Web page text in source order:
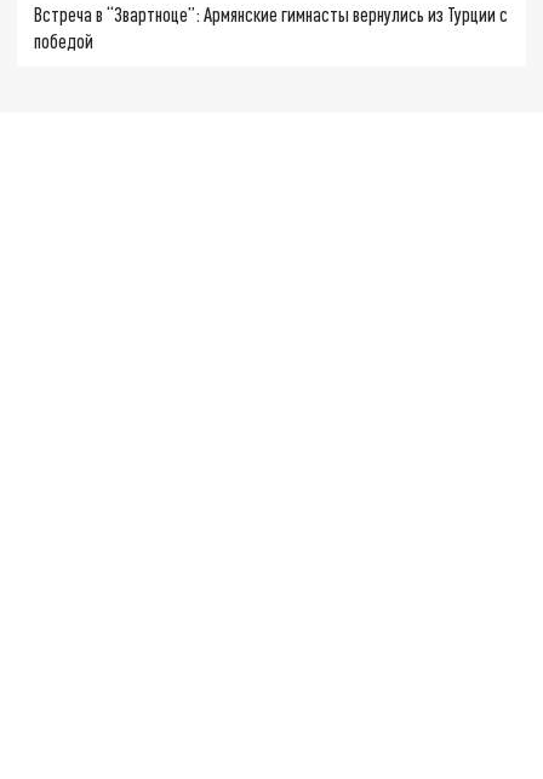
Встреча в “Звартноце”: Армянские гимнасты вернулись из Турции с
победой